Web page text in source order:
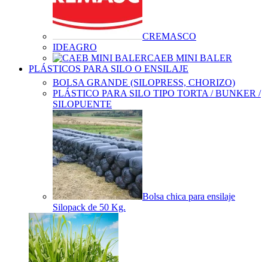
CREMASCO
IDEAGRO
CAEB MINI BALER
PLÁSTICOS PARA SILO O ENSILAJE
BOLSA GRANDE (SILOPRESS, CHORIZO)
PLÁSTICO PARA SILO TIPO TORTA / BUNKER /
SILOPUENTE
Bolsa chica para ensilaje
Silopack de 50 Kg.